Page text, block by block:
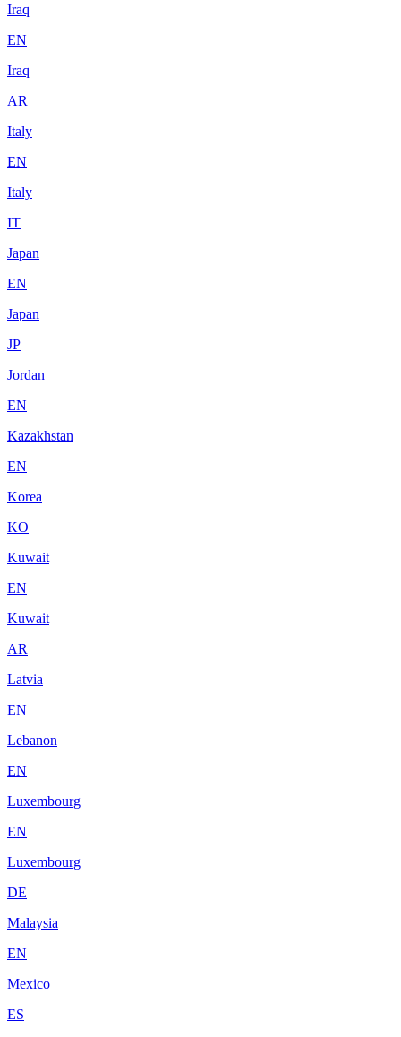
Iraq
EN
Iraq
AR
Italy
EN
Italy
IT
Japan
EN
Japan
JP
Jordan
EN
Kazakhstan
EN
Korea
KO
Kuwait
EN
Kuwait
AR
Latvia
EN
Lebanon
EN
Luxembourg
EN
Luxembourg
DE
Malaysia
EN
Mexico
ES